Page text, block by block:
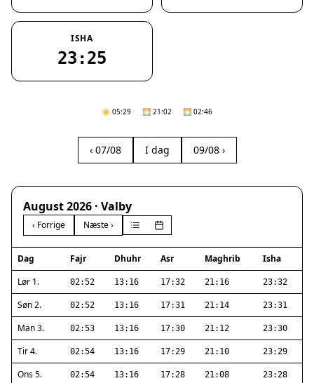
ISHA
23:25
☀️ 05:29 🌅 21:02 🌅 02:46
‹ 07/08 I dag 09/08 ›
August 2026 · Valby
‹ Forrige Næste ›
Dag Fajr Dhuhr Asr Maghrib
Isha
Lør 1.
02:52 13:16 17:32 21:16 23:32
Søn 2. 02:52 13:16 17:31 21:14 23:31
Man 3. 02:53 13:16 17:30 21:12 23:30
Tir 4. 02:54 13:16 17:29 21:10 23:29
Ons 5. 02:54 13:16 17:28 21:08 23:28